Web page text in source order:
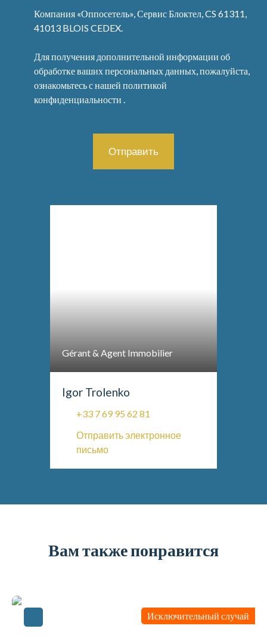
Компания «Оппосетель», Сервис Блоктел, CS 61311,
41013 BLOIS CEDEX.
Для получения дополнительной информации об
обработке ваших персональных данных, пожалуйста,
ознакомьтесь с нашей политикой
конфиденциальности
Отправить
Gérant & Agent Immobilier
Igor Trolenko
+33 7 69 95 62 81
Отправить электронное
письмо
Вам также понравится
Исключительный случай